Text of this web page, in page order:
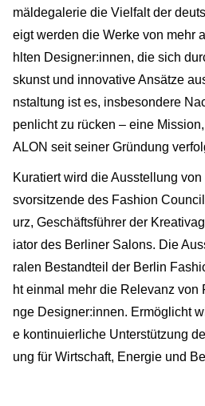
mäldegalerie die Vielfalt der
eigt werden die Werke von mehr
hlten Designer:innen, die sich
skunst und innovative Ansätze
nstaltung ist es, insbesondere
penlicht zu rücken – eine
ALON seit seiner Gründung
Kuratiert wird die Ausstellung
svorsitzende des Fashion
urz, Geschäftsführer der
iator des Berliner Salons. Die
ralen Bestandteil der Berlin
ht einmal mehr die Relevanz von
nge Designer:innen. Ermöglicht
e kontinuierliche Unterstützung
ung für Wirtschaft, Energie und